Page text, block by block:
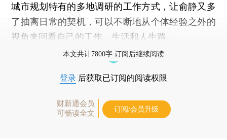
城市规划特有的多地调研的工作方式，让俞静又多
了抽离日常的契机，可以不断地从个体经验之外的
视角来回看自己的工作、生活和人生路。
本文共计7800字 订阅后继续阅读
登录 后获取已订阅的阅读权限
财新通会员
可畅读全文
订阅/会员升级